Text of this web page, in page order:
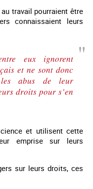
travail pourraient être
connaissaient leurs
eux ignorent
et ne sont donc
abus de leur
droits pour s’en
et utilisent cette
emprise sur leurs
sur leurs droits, ces